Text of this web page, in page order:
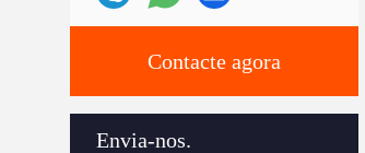
Contacte agora
Envia-nos.